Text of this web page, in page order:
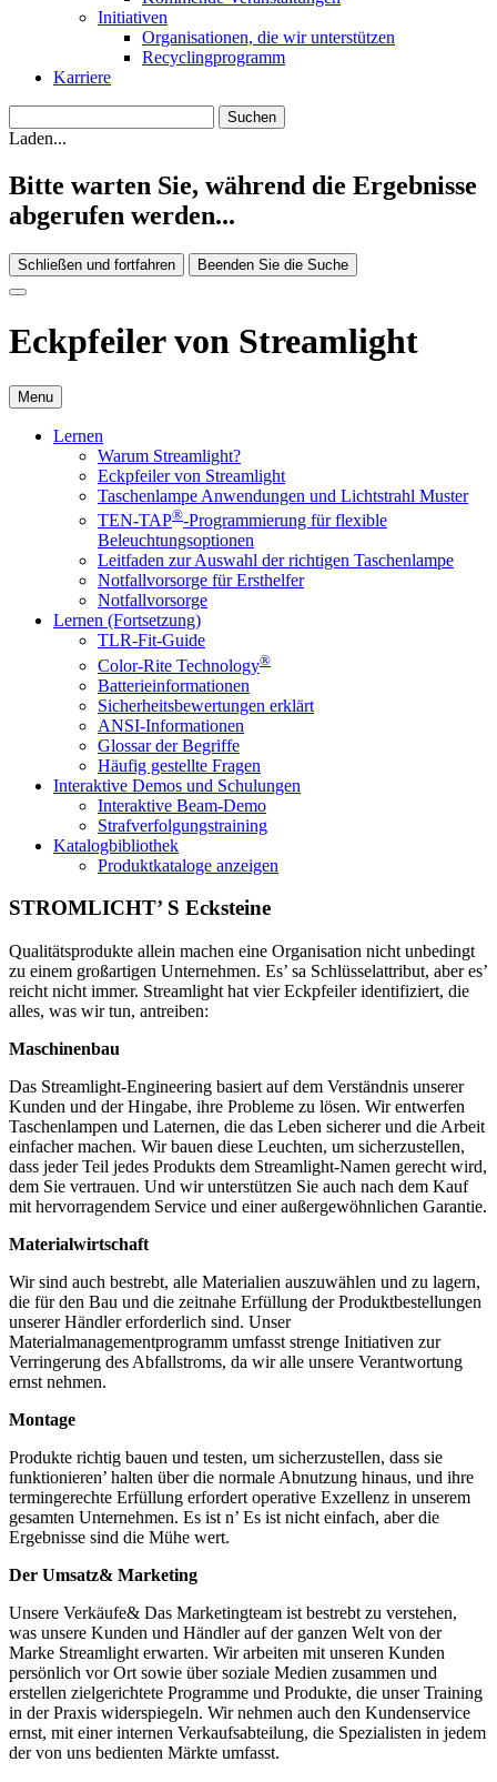
Initiativen
Organisationen, die wir unterstützen
Recyclingprogramm
Karriere
Laden...
Bitte warten Sie, während die Ergebnisse
abgerufen werden...
Schließen und fortfahren Beenden Sie die Suche
Eckpfeiler von Streamlight
Menu
Lernen
Warum Streamlight?
Eckpfeiler von Streamlight
Taschenlampe Anwendungen und Lichtstrahl Muster
TEN-TAP®-Programmierung für flexible
Beleuchtungsoptionen
Leitfaden zur Auswahl der richtigen Taschenlampe
Notfallvorsorge für Ersthelfer
Notfallvorsorge
Lernen (Fortsetzung)
TLR-Fit-Guide
Color-Rite Technology®
Batterieinformationen
Sicherheitsbewertungen erklärt
ANSI-Informationen
Glossar der Begriffe
Häufig gestellte Fragen
Interaktive Demos und Schulungen
Interaktive Beam-Demo
Strafverfolgungstraining
Katalogbibliothek
Produktkataloge anzeigen
STROMLICHT’ S Ecksteine
Qualitätsprodukte allein machen eine Organisation nicht unbedingt
zu einem großartigen Unternehmen. Es’ sa Schlüsselattribut, aber es’
reicht nicht immer. Streamlight hat vier Eckpfeiler identifiziert, die
alles, was wir tun, antreiben:
Maschinenbau
Das Streamlight-Engineering basiert auf dem Verständnis unserer
Kunden und der Hingabe, ihre Probleme zu lösen. Wir entwerfen
Taschenlampen und Laternen, die das Leben sicherer und die Arbeit
einfacher machen. Wir bauen diese Leuchten, um sicherzustellen,
dass jeder Teil jedes Produkts dem Streamlight-Namen gerecht wird,
dem Sie vertrauen. Und wir unterstützen Sie auch nach dem Kauf
mit hervorragendem Service und einer außergewöhnlichen Garantie.
Materialwirtschaft
Wir sind auch bestrebt, alle Materialien auszuwählen und zu lagern,
die für den Bau und die zeitnahe Erfüllung der Produktbestellungen
unserer Händler erforderlich sind. Unser
Materialmanagementprogramm umfasst strenge Initiativen zur
Verringerung des Abfallstroms, da wir alle unsere Verantwortung
ernst nehmen.
Montage
Produkte richtig bauen und testen, um sicherzustellen, dass sie
funktionieren’ halten über die normale Abnutzung hinaus, und ihre
termingerechte Erfüllung erfordert operative Exzellenz in unserem
gesamten Unternehmen. Es ist n’ Es ist nicht einfach, aber die
Ergebnisse sind die Mühe wert.
Der Umsatz& Marketing
Unsere Verkäufe& Das Marketingteam ist bestrebt zu verstehen,
was unsere Kunden und Händler auf der ganzen Welt von der
Marke Streamlight erwarten. Wir arbeiten mit unseren Kunden
persönlich vor Ort sowie über soziale Medien zusammen und
erstellen zielgerichtete Programme und Produkte, die unser Training
in der Praxis widerspiegeln. Wir nehmen auch den Kundenservice
ernst, mit einer internen Verkaufsabteilung, die Spezialisten in jedem
der von uns bedienten Märkte umfasst.